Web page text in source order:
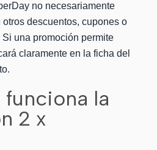
no necesariamente
descuentos, cupones o
una promoción permite
claramente en la ficha del
la
2 x